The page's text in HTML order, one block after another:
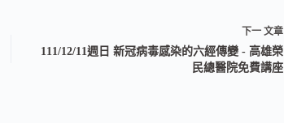
下一 文章
111/12/11週日 新冠病毒感染的六經傳變 - 高雄榮
民總醫院免費講座